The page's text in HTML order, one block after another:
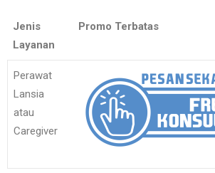
Jenis
Layanan
Promo Terbatas
Perawat
Lansia
atau
Caregiver